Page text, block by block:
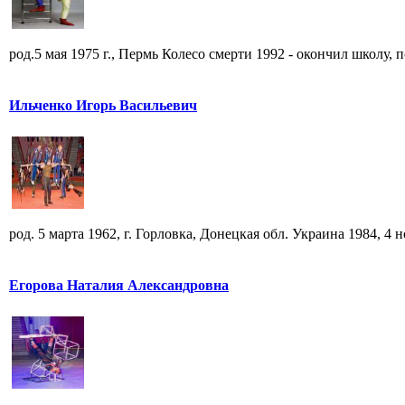
род.5 мая 1975 г., Пермь Колесо смерти 1992 - окончил школу,
Ильченко Игорь Васильевич
род. 5 марта 1962, г. Горловка, Донецкая обл. Украина 1984, 4
Егорова Наталия Александровна